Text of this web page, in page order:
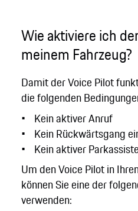
Wie aktiviere ich
meinem Fahrzeug?
Damit der Voice Pilot
die folgenden
Kein aktiver Anruf
Kein Rückwärtsgang
Kein aktiver
Um den Voice Pilot in
können Sie eine der
verwenden: